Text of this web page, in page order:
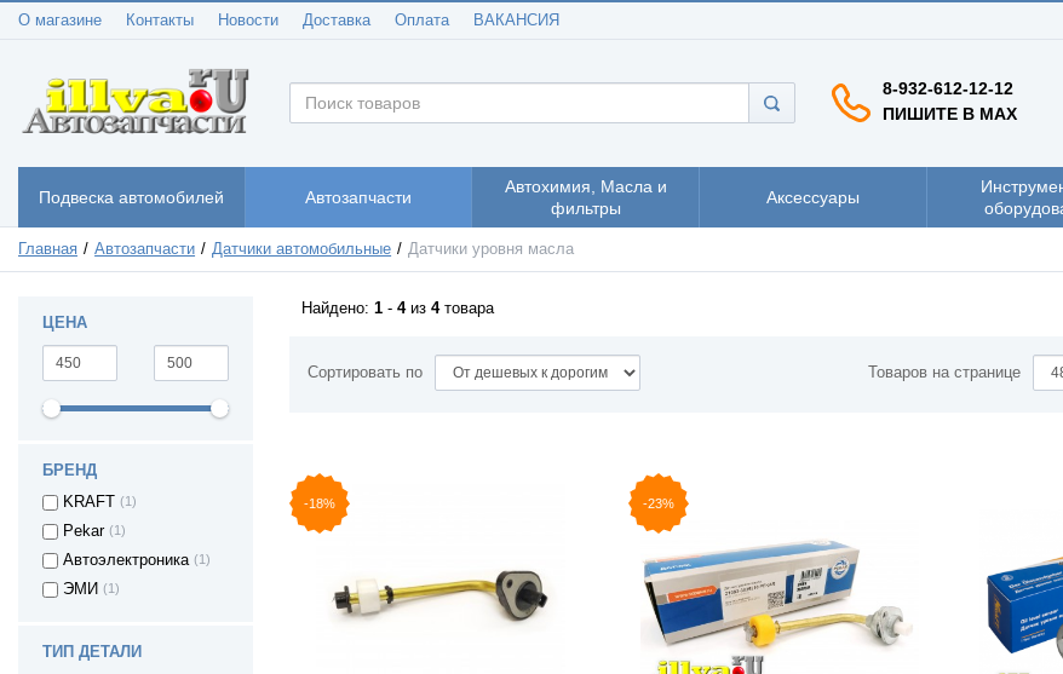
О магазине Контакты Новости Доставка Оплата ВАКАНСИЯ
8-932-612-12-12
ПИШИТЕ В MAX
Подвеска автомобилей Автозапчасти
Автохимия, Масла и
фильтры
Аксессуары
Главная Автозапчасти Датчики автомобильные Датчики уровня масла
ЦЕНА
БРЕНД
KRAFT
(1)
Pekar (1)
Автоэлектроника (1)
ЭМИ (1)
ТИП ДЕТАЛИ
Найдено: 1 - 4из 4товара
Сортировать по Товаров на странице
-18% -23%